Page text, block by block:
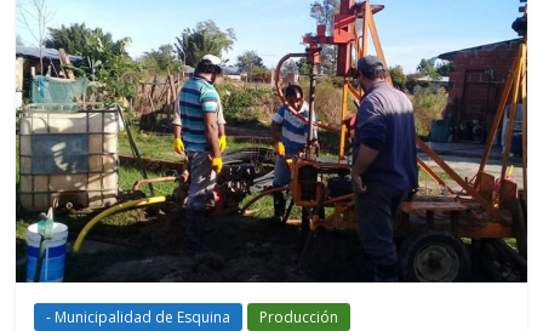
- Municipalidad de Esquina Producción